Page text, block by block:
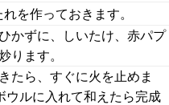
を作っておきます。
かずに、しいたけ、赤パプ
ります。
たら、すぐに火を止めま
ルに入れて和えたら完成